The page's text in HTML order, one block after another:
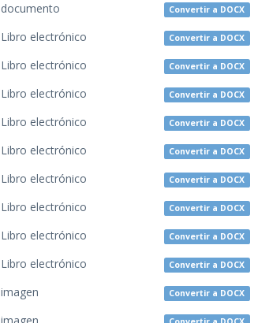
documento Convertir a DOCX
Libro electrónico Convertir a DOCX
Libro electrónico Convertir a DOCX
Libro electrónico Convertir a DOCX
Libro electrónico Convertir a DOCX
Libro electrónico Convertir a DOCX
Libro electrónico Convertir a DOCX
Libro electrónico Convertir a DOCX
Libro electrónico Convertir a DOCX
Libro electrónico Convertir a DOCX
imagen Convertir a DOCX